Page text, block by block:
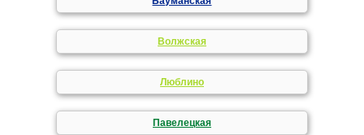
Волжская
Люблино
Павелецкая